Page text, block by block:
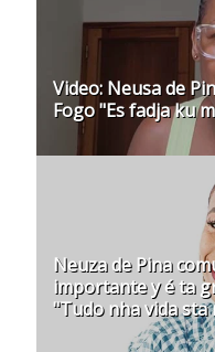
Video: Neusa de
Fogo "Es fadja ku
Neuza de Pina
importante y é ta
"Tudo nha vida sta